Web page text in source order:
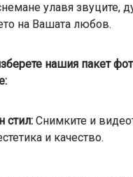
улавя звуците,
на Вашата любов.
нашия пакет
стил:Снимките и
и качество.